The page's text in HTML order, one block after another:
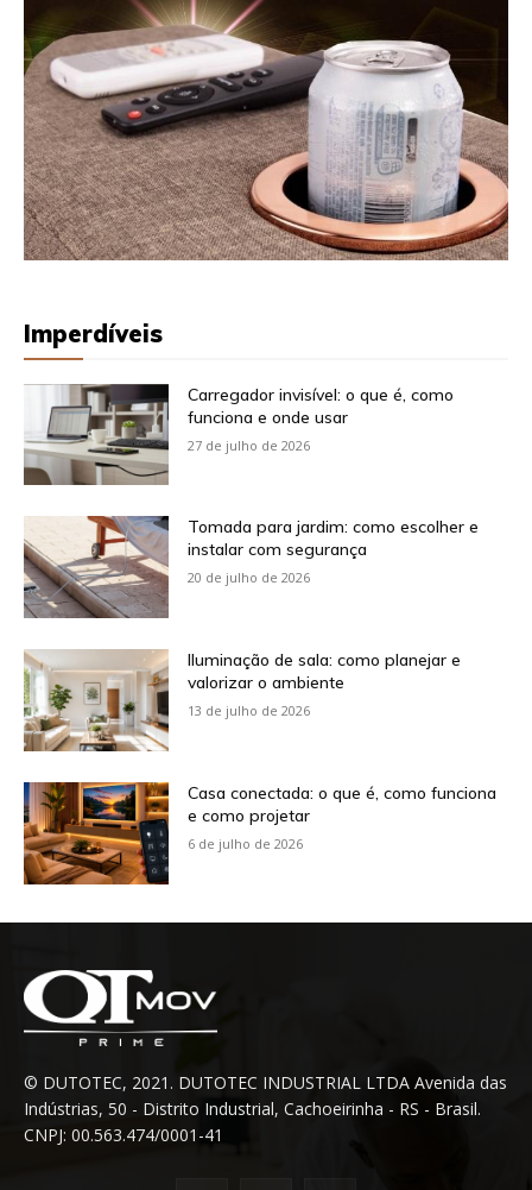
Imperdíveis
Carregador invisível: o que é, como
funciona e onde usar
27 de julho de 2026
Tomada para jardim: como escolher e
instalar com segurança
20 de julho de 2026
Iluminação de sala: como planejar e
valorizar o ambiente
13 de julho de 2026
Casa conectada: o que é, como funciona
e como projetar
6 de julho de 2026
© DUTOTEC, 2021. DUTOTEC INDUSTRIAL LTDA Avenida das
Indústrias, 50 - Distrito Industrial, Cachoeirinha - RS - Brasil.
CNPJ: 00.563.474/0001-41